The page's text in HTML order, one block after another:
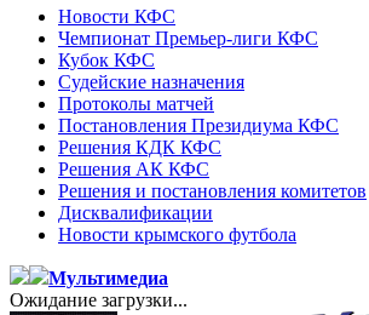
Новости КФС
Чемпионат Премьер-лиги КФС
Кубок КФС
Судейские назначения
Протоколы матчей
Постановления Президиума КФС
Решения КДК КФС
Решения АК КФС
Решения и постановления комитетов
Дисквалификации
Новости крымского футбола
Мультимедиа
Ожидание загрузки...